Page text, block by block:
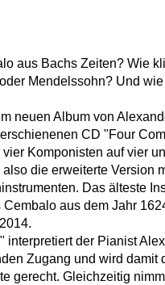
aus Bachs Zeiten? Wie
Mendelssohn? Und
neuen Album von
CD "Four
Komponisten auf vier
die erweiterte Version
Das älteste
aus dem Jahr
interpretiert der Pianist
Zugang und wird damit
gerecht. Gleichzeitig